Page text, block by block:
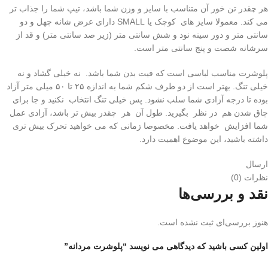
هر چقدر تن خور آن متناسب با سایز و وزن شما باشد، تیپ شما را جذاب تر
می کند. معمولا سایز های کوچک یا SMALL دارای عرض شانه چهل و دو
سانتی متر و دور سینه نود و شش سانتی متر (زیر صد سانتی متر) و قد از
سرشانه شصت و پنج سانتی متر است.
پلوشرت مناسب لباسی است که فیت بدن شما باشد. نه خیلی گشاد و نه
خیلی تنگ. بهتر است از دو طرف شکم شما به اندازه ۲۵ تا ۵۰ میلی متر آزاد
بوده تا درجه آزادی شما سلب نشود. پس خیلی تنگ انتخاب نکنید و جا برای
چاق شدن هم در نظر بگیرید. طول آن هر چقدر بیش تر باشد، آزادی عمل
شما افزایش خواهد یافت. مخصوصا زمانی که می خواهید تحرک بیش تری
داشته باشید، این موضوع اهمیت دارد.
ارسال
نظرات (0)
نقد و بررسی‌ها
هنوز بررسی‌ای ثبت نشده است.
اولین کسی باشید که دیدگاهی می نویسد “پلوشرت مردانه”